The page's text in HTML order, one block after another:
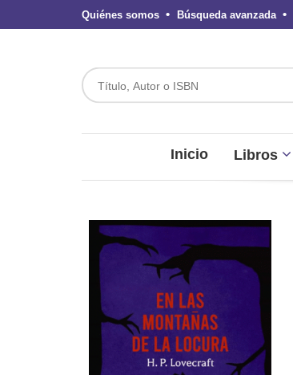
Quiénes somos Búsqueda avanzada
Inicio Libros